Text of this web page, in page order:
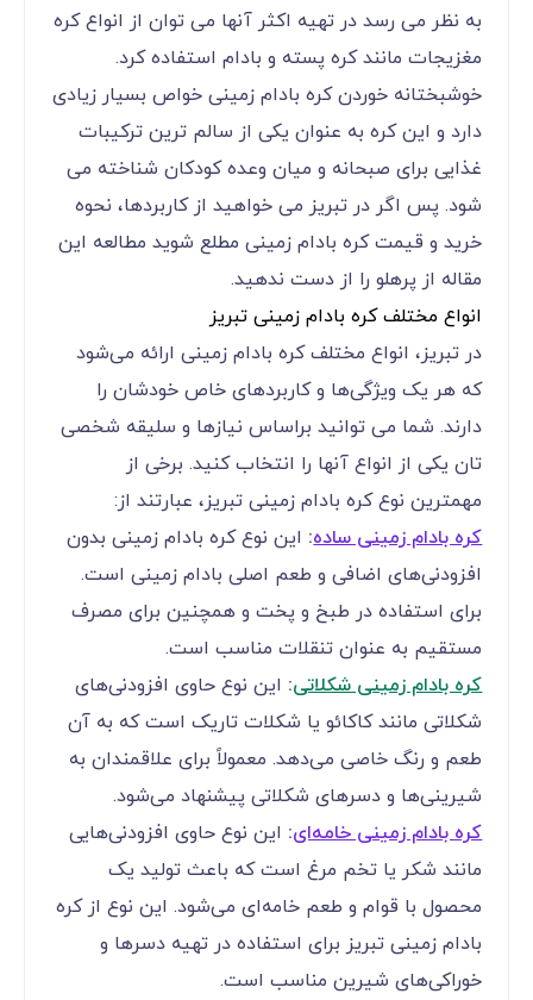
به نظر می رسد در تهیه اکثر آنها می توان از انواع کره
مغزیجات مانند کره پسته و بادام استفاده کرد.
خوشبختانه خوردن کره بادام زمینی خواص بسیار زیادی
دارد و این کره به عنوان یکی از سالم ترین ترکیبات
غذایی برای صبحانه و میان وعده کودکان شناخته می
شود. پس اگر در تبریز می خواهید از کاربردها، نحوه
خرید و قیمت کره بادام زمینی مطلع شوید مطالعه این
مقاله از پرهلو را از دست ندهید.
انواع مختلف کره بادام زمینی تبریز
در تبریز، انواع مختلف کره بادام زمینی ارائه می‌شود
که هر یک ویژگی‌ها و کاربردهای خاص خودشان را
دارند. شما می توانید براساس نیازها و سلیقه شخصی
تان یکی از انواع آنها را انتخاب کنید. برخی از
مهمترین نوع کره بادام زمینی تبریز، عبارتند از:
کره بادام زمینی ساده: این نوع کره بادام زمینی بدون
افزودنی‌های اضافی و طعم اصلی بادام زمینی است.
برای استفاده در طبخ و پخت و همچنین برای مصرف
مستقیم به عنوان تنقلات مناسب است.
کره بادام زمینی شکلاتی: این نوع حاوی افزودنی‌های
شکلاتی مانند کاکائو یا شکلات تاریک است که به آن
طعم و رنگ خاصی می‌دهد. معمولاً برای علاقمندان به
شیرینی‌ها و دسرهای شکلاتی پیشنهاد می‌شود.
کره بادام زمینی خامه‌ای: این نوع حاوی افزودنی‌هایی
مانند شکر یا تخم مرغ است که باعث تولید یک
محصول با قوام و طعم خامه‌ای می‌شود. این نوع از کره
بادام زمینی تبریز برای استفاده در تهیه دسرها و
خوراکی‌های شیرین مناسب است.